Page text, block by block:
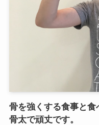
骨を強くする食事と
骨太で頑丈です。